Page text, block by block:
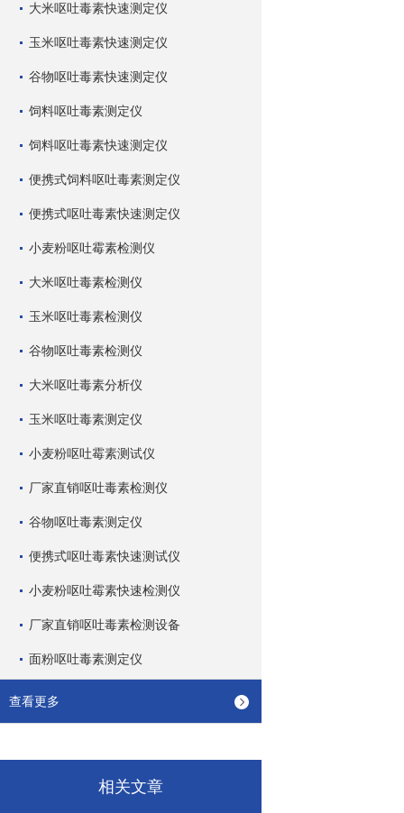
大米呕吐毒素快速测定仪
玉米呕吐毒素快速测定仪
谷物呕吐毒素快速测定仪
饲料呕吐毒素测定仪
饲料呕吐毒素快速测定仪
便携式饲料呕吐毒素测定仪
便携式呕吐毒素快速测定仪
小麦粉呕吐霉素检测仪
大米呕吐毒素检测仪
玉米呕吐毒素检测仪
谷物呕吐毒素检测仪
大米呕吐毒素分析仪
玉米呕吐毒素测定仪
小麦粉呕吐霉素测试仪
厂家直销呕吐毒素检测仪
谷物呕吐毒素测定仪
便携式呕吐毒素快速测试仪
小麦粉呕吐霉素快速检测仪
厂家直销呕吐毒素检测设备
面粉呕吐毒素测定仪
查看更多
相关文章